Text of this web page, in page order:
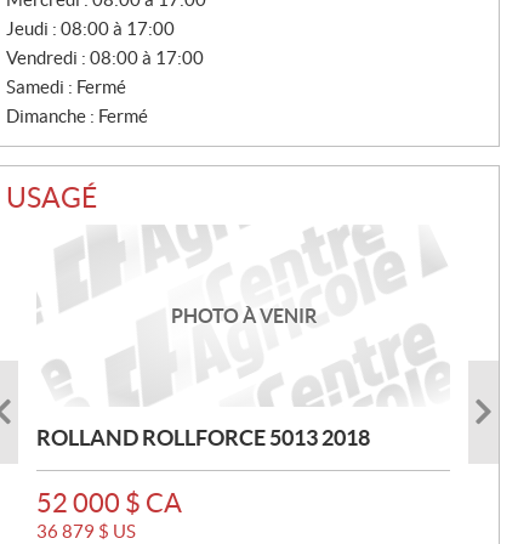
SJeudi : 08:00 à 17:00
Vendredi : 08:00 à 17:00
Samedi : Fermé
Dimanche : Fermé
USAGÉ
PHOTO À VENIR
ROLLAND ROLLFORCE 5013 2018
P
R
I
52 000 $ CA
36 879 $ US
PHOTO À VENIR
ROLLAND V2.14 2014
P
R
I
29 000 $ CA
20 567 $ US
PHOTO À VENIR
CASE IH RB456HD 2024
Heures d'utilisation :